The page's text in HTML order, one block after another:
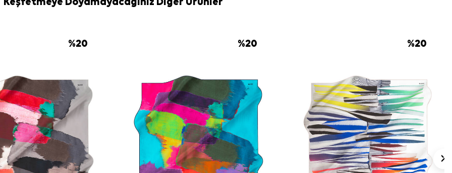
Sıkça Sorulan Sorular
Ürün çift taraflı mı kullanılabilir?
Bu ipek eşarp nasıl yıkanmalıdır?
Keşfetmeye Doyamayacağınız Diğer Ürünler
%20 %20 %20